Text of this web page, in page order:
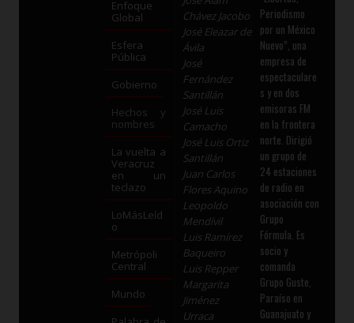
Enfoque
Global
Esfera
Pública
Gobierno
Hechos y
nombres
La vuelta a
Veracruz
en un
teclazo
LoMásLeíd
o
Metrópoli
Central
Mundo
Chávez Jacobo
José Eleazar de
Ávila
José
Fernández
Santillán
José Luis
Camacho
José Luis Ortiz
Santillán
Juan Carlos
Flores Aquino
Leopoldo
Mendívil
Luis Ramírez
Baqueiro
Luis Repper
Margarita
Jiménez
Urraca
Periodismo
por un México
Nuevo”, una
empresa de
espectaculare
s y en dos
emisoras FM
en la frontera
norte. Dirigió
un grupo de
24 estaciones
de radio en
asociación con
Grupo
Fórmula. Es
socio y
comanda
Grupo Guste,
Paraíso en
Guanajuato y